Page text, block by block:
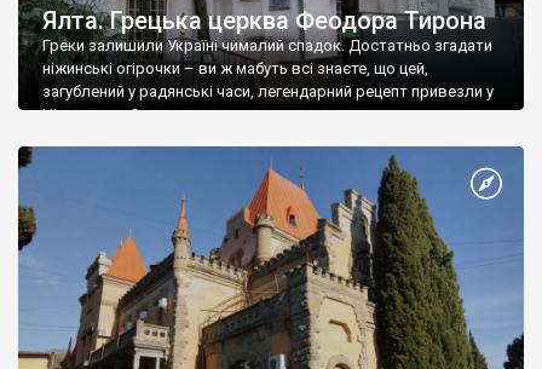
Ялта. Грецька церква Феодора Тирона
Греки залишили Україні чималий спадок. Достатньо згадати
ніжинські огірочки – ви ж мабуть всі знаєте, що цей,
загублений у радянські часи, легендарний рецепт привезли у
Ніжин греки?